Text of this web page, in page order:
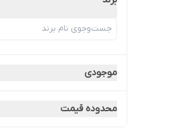
موجودی
محدوده قیمت